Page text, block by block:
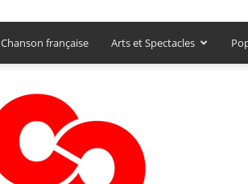
Chanson française Arts et Spectacles